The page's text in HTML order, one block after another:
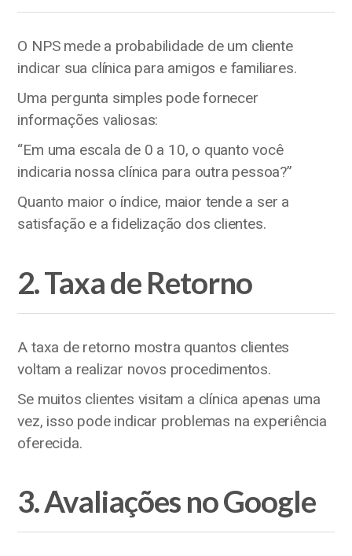
O NPS mede a probabilidade de um cliente
indicar sua clínica para amigos e familiares.
Uma pergunta simples pode fornecer
informações valiosas:
“Em uma escala de 0 a 10, o quanto você
indicaria nossa clínica para outra pessoa?”
Quanto maior o índice, maior tende a ser a
satisfação e a fidelização dos clientes.
2. Taxa de Retorno
A taxa de retorno mostra quantos clientes
voltam a realizar novos procedimentos.
Se muitos clientes visitam a clínica apenas uma
vez, isso pode indicar problemas na experiência
oferecida.
3. Avaliações no Google